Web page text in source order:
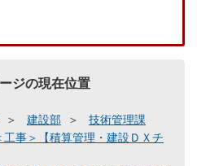
ジの現在位置
建設部
技術管理課
事＞【積算管理・建設ＤＸチ